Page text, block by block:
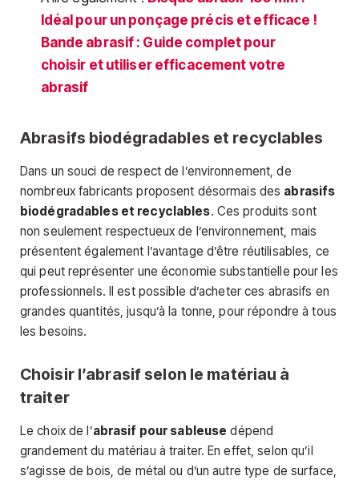
Idéal pour un ponçage précis et efficace !
Bande abrasif : Guide complet pour
choisir et utiliser efficacement votre
abrasif
Abrasifs biodégradables et recyclables
Dans un souci de respect de l’environnement, de
nombreux fabricants proposent désormais des abrasifs
biodégradables et recyclables. Ces produits sont
non seulement respectueux de l’environnement, mais
présentent également l’avantage d’être réutilisables, ce
qui peut représenter une économie substantielle pour les
professionnels. Il est possible d’acheter ces abrasifs en
grandes quantités, jusqu’à la tonne, pour répondre à tous
les besoins.
Choisir l’abrasif selon le matériau à
traiter
Le choix de l’abrasif pour sableuse dépend
grandement du matériau à traiter. En effet, selon qu’il
s’agisse de bois, de métal ou d’un autre type de surface,